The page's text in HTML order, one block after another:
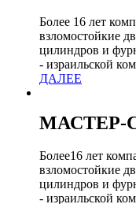
Более 16 лет
взломостойкие
цилиндров и
- израильской
ДАЛЕЕ
Более16 лет
взломостойкие
цилиндров и
- израильской